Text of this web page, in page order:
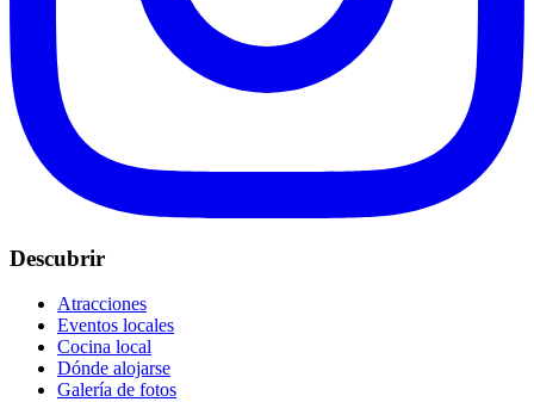
Descubrir
Atracciones
Eventos locales
Cocina local
Dónde alojarse
Galería de fotos